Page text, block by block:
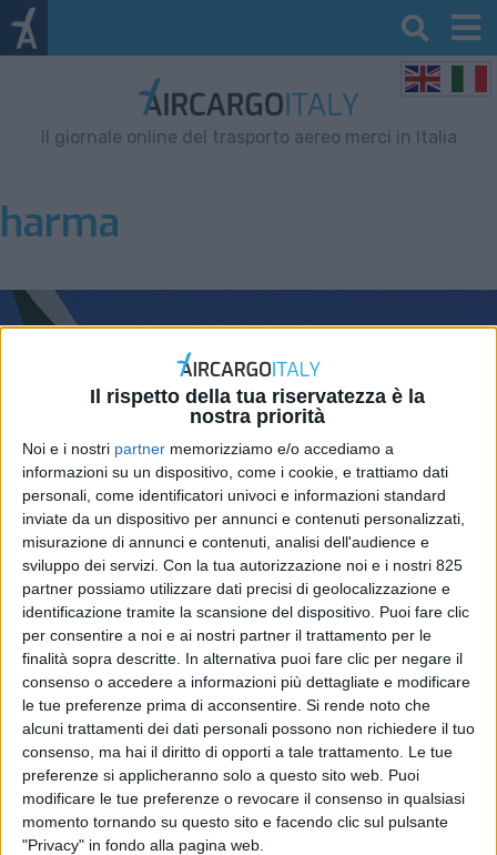
Il rispetto della tua riservatezza è la
nostra priorità
Noi e i nostri partner memorizziamo e/o accediamo a
informazioni su un dispositivo, come i cookie, e trattiamo dati
personali, come identificatori univoci e informazioni standard
inviate da un dispositivo per annunci e contenuti personalizzati,
misurazione di annunci e contenuti, analisi dell'audience e
sviluppo dei servizi. Con la tua autorizzazione noi e i nostri 825
partner possiamo utilizzare dati precisi di geolocalizzazione e
identificazione tramite la scansione del dispositivo. Puoi fare clic
per consentire a noi e ai nostri partner il trattamento per le
finalità sopra descritte. In alternativa puoi fare clic per negare il
consenso o accedere a informazioni più dettagliate e modificare
le tue preferenze prima di acconsentire. Si rende noto che
alcuni trattamenti dei dati personali possono non richiedere il tuo
consenso, ma hai il diritto di opporti a tale trattamento. Le tue
preferenze si applicheranno solo a questo sito web. Puoi
modificare le tue preferenze o revocare il consenso in qualsiasi
momento tornando su questo sito e facendo clic sul pulsante
"Privacy" in fondo alla pagina web.
Il giornale online del trasporto aereo merci in Italia
harma
Emirates affida al CoolBox di
Alha i suoi carichi pharma a
Fiumicino
ITALIA 2 SETTEMBRE 2020